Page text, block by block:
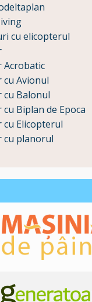
cu elicopterul
Acrobatic
cu Avionul
cu Balonul
cu Biplan de Epoca
cu Elicopterul
cu planorul